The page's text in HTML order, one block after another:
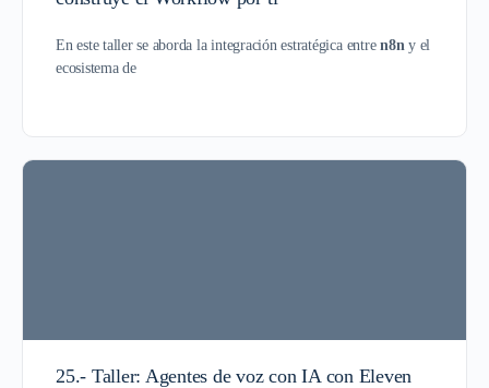
En este taller se aborda la integración estratégica entren8ny el
ecosistema de
25.- Taller: Agentes de voz con IA con Eleven